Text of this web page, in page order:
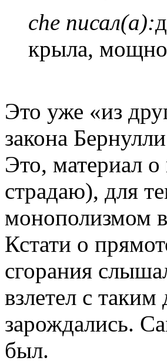
che писал(а):
крыла,
Это уже «из
закона
Это, материал
страдаю), для
монополизмом
Кстати о
сгорания
взлетел с
зарождались.
был.